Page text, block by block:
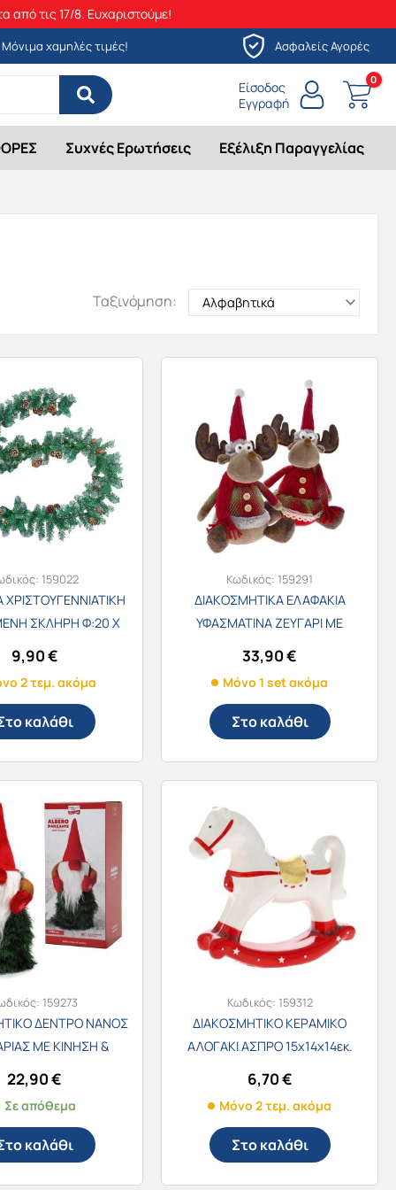
από τις 17/8. Ευχαριστούμε!
Μόνιμα χαμηλές τιμές! Ασφαλείς Αγορές
Είσοδος
Εγγραφή
Συχνές Ερωτήσεις Εξέλιξη Παραγγελίας
Ταξινόμηση:
159022
ΧΡΙΣΤΟΥΓΕΝΝΙΑΤΙΚΗ
ΣΚΛΗΡΗ Φ:20 Χ
9,90€
2 τεμ. ακόμα
καλάθι
Κωδικός: 159291
ΔΙΑΚΟΣΜΗΤΙΚΑ ΕΛΑΦΑΚΙΑ
ΥΦΑΣΜΑΤΙΝΑ ΖΕΥΓΑΡΙ ΜΕ
23x14x40εκ. 81376
33,90€
Μόνο 1 set ακόμα
Στο καλάθι
159273
ΔΕΝΤΡΟ ΝΑΝΟΣ
ΜΕ ΚΙΝΗΣΗ &
22,90€
Σε απόθεμα
καλάθι
Κωδικός: 159312
ΔΙΑΚΟΣΜΗΤΙΚΟ ΚΕΡΑΜΙΚΟ
ΑΛΟΓΑΚΙ ΑΣΠΡΟ 15x14x14εκ.
6,70€
Μόνο 2 τεμ. ακόμα
Στο καλάθι